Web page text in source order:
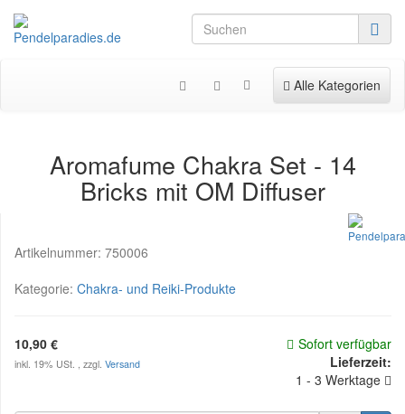
Toggle navigation
Alle Kategorien
Aromafume Chakra Set - 14
Bricks mit OM Diffuser
Artikelnummer: 750006
Kategorie: Chakra- und Reiki-Produkte
10,90 €
inkl. 19% USt. , zzgl. Versand
Sofort verfügbar
Lieferzeit:
1 - 3 Werktage